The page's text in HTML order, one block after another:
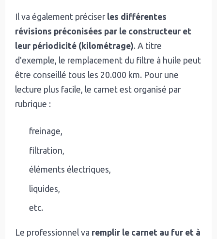
Il va également préciser les différentes
révisions préconisées par le constructeur et
leur périodicité (kilométrage). A titre
d'exemple, le remplacement du filtre à huile peut
être conseillé tous les 20.000 km. Pour une
lecture plus facile, le carnet est organisé par
rubrique :
freinage,
filtration,
éléments électriques,
liquides,
etc.
Le professionnel va remplir le carnet au fur et à